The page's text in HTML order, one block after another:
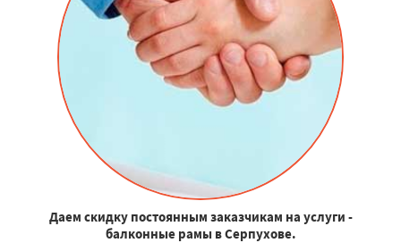
Даем скидку постоянным заказчикам на услуги -
балконные рамы в Серпухове.